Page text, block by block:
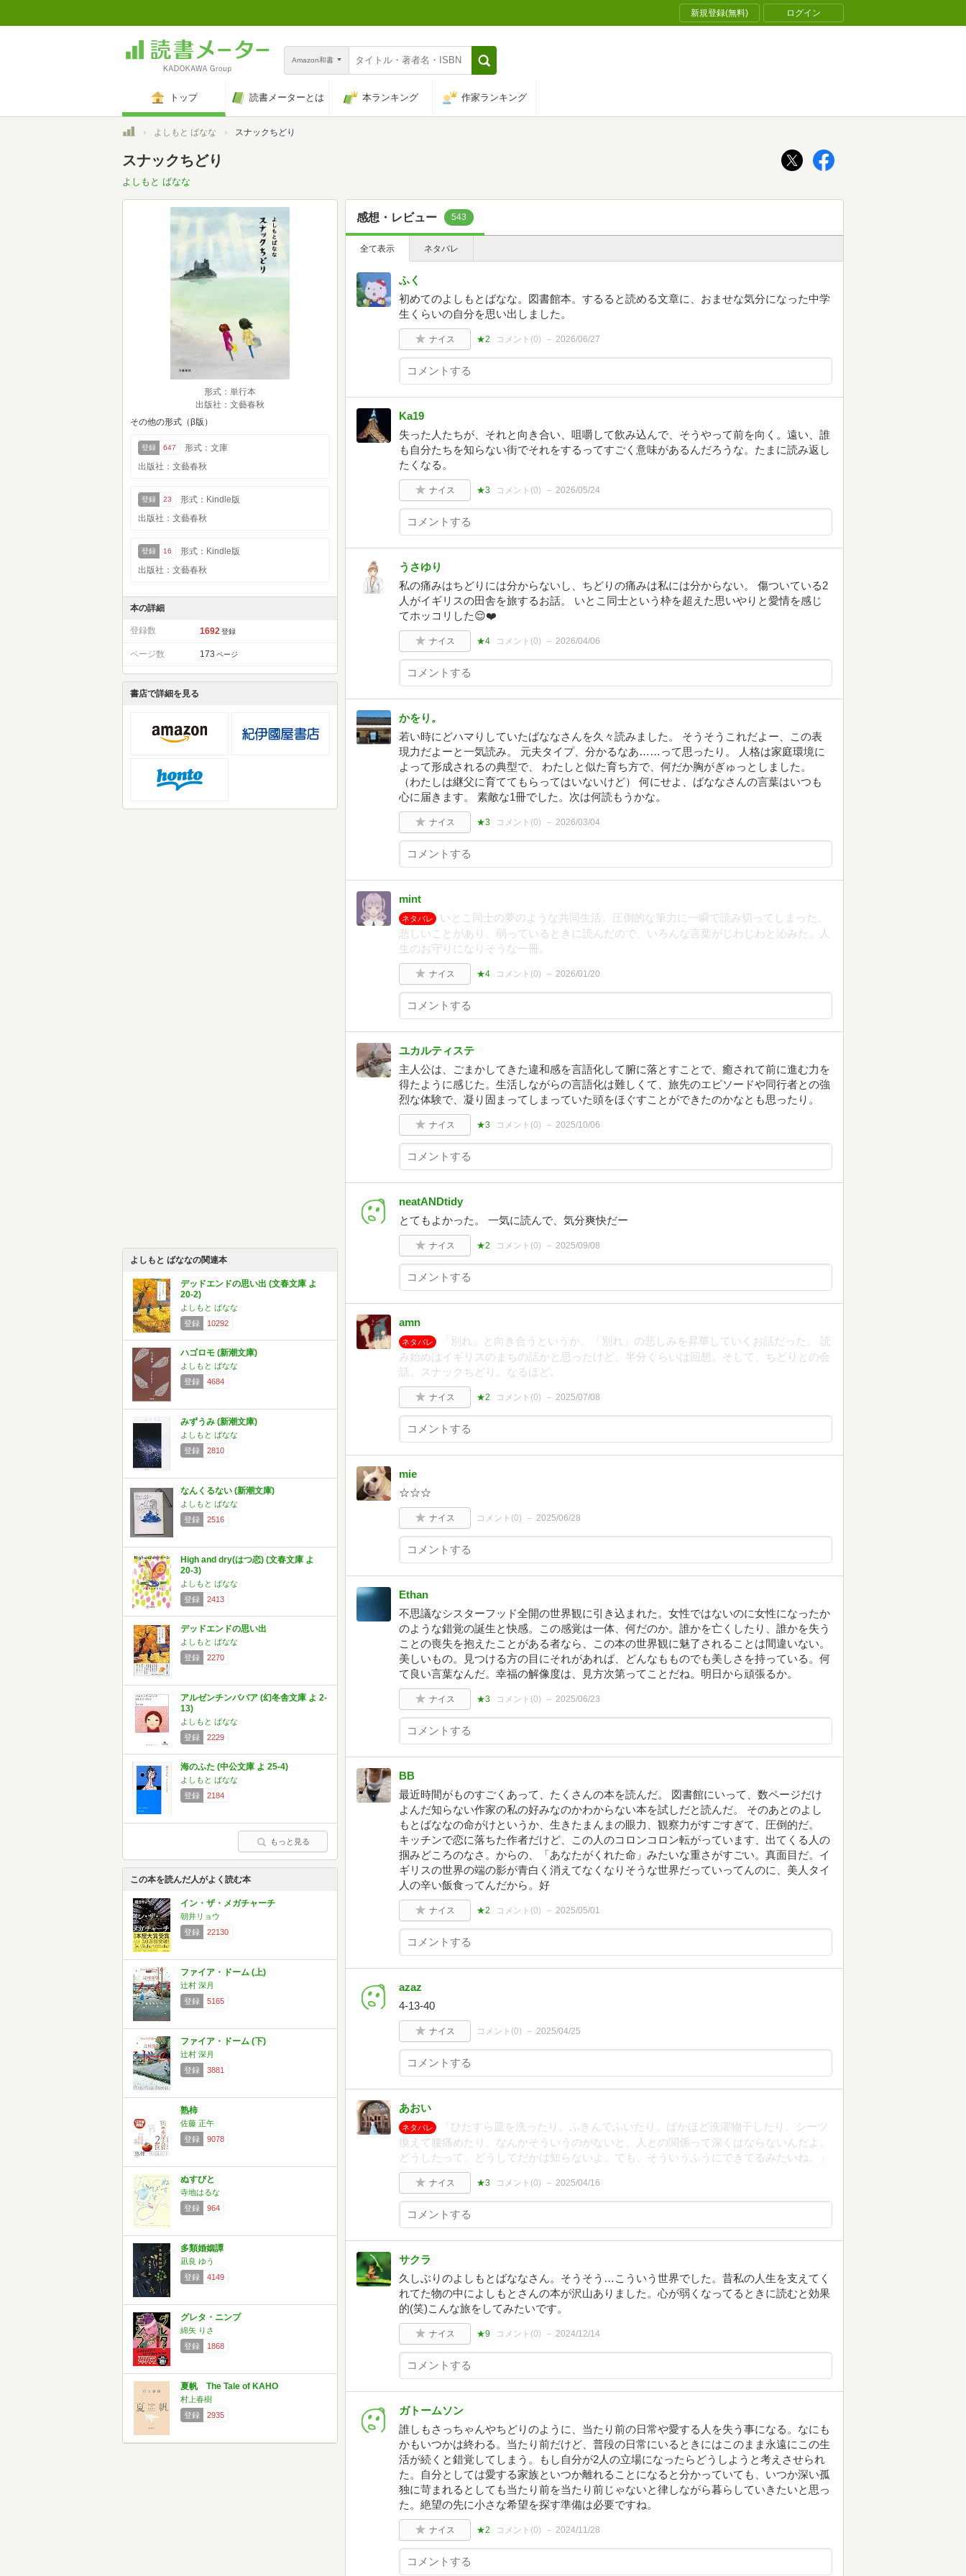
新規登録(無料) ログイン
Amazon和書
トップ 読書メーターとは 本ランキング 作家ランキング
トップよしもと ばなな スナックちどり
スナックちどり
よしもと ばなな
形式：単行本
出版社：文藝春秋
その他の形式（β版）
登録 647
形式：文庫
出版社：文藝春秋
登録 23
形式：Kindle版
出版社：文藝春秋
登録 16
形式：Kindle版
出版社：文藝春秋
本の詳細
登録数 1692 登録
ページ数 173 ページ
書店で詳細を見る
よしもと ばななの関連本
デッドエンドの思い出 (文春文庫 よ
20-2)
よしもと ばなな
登録
10292
ハゴロモ (新潮文庫)
よしもと ばなな
登録
4684
みずうみ (新潮文庫)
よしもと ばなな
登録
2810
なんくるない (新潮文庫)
よしもと ばなな
登録
2516
High and dry(はつ恋) (文春文庫 よ
20-3)
よしもと ばなな
登録
2413
デッドエンドの思い出
よしもと ばなな
登録
2270
アルゼンチンババア (幻冬舎文庫 よ 2-
13)
よしもと ばなな
登録
2229
海のふた (中公文庫 よ 25-4)
よしもと ばなな
登録
2184
もっと見る
この本を読んだ人がよく読む本
イン・ザ・メガチャーチ
朝井リョウ
登録
22130
ファイア・ドーム (上)
辻村 深月
登録
5165
ファイア・ドーム (下)
辻村 深月
登録
3881
熟柿
佐藤 正午
登録
9078
ぬすびと
寺地はるな
登録
964
多類婚姻譚
凪良 ゆう
登録
4149
グレタ・ニンプ
綿矢 りさ
登録
1868
夏帆 The Tale of KAHO
村上春樹
登録
2935
感想・レビュー 543
全て表示 ネタバレ
ふく
初めてのよしもとばなな。図書館本。するると読める文章に、おませな気分になった中学
生くらいの自分を思い出しました。
ナイス ★2 コメント(0) 2026/06/27
Ka19
失った人たちが、それと向き合い、咀嚼して飲み込んで、そうやって前を向く。遠い、誰
も自分たちを知らない街でそれをするってすごく意味があるんだろうな。たまに読み返し
たくなる。
ナイス ★3 コメント(0) 2026/05/24
うさゆり
私の痛みはちどりには分からないし、ちどりの痛みは私には分からない。 傷ついている2
人がイギリスの田舎を旅するお話。 いとこ同士という枠を超えた思いやりと愛情を感じ
てホッコリした😌❤️
ナイス ★4 コメント(0) 2026/04/06
かをり。
若い時にどハマりしていたばななさんを久々読みました。 そうそうこれだよー、この表
現力だよーと一気読み。 元夫タイプ、分かるなあ……って思ったり。 人格は家庭環境に
よって形成されるの典型で、 わたしと似た育ち方で、何だか胸がぎゅっとしました。
（わたしは継父に育ててもらってはいないけど） 何にせよ、ばななさんの言葉はいつも
心に届きます。 素敵な1冊でした。次は何読もうかな。
ナイス ★3 コメント(0) 2026/03/04
mint
ネタバレ
いとこ同士の夢のような共同生活。圧倒的な筆力に一瞬で読み切ってしまった。
悲しいことがあり、弱っているときに読んだので、いろんな言葉がじわじわと沁みた。人
生のお守りになりそうな一冊。
ナイス ★4 コメント(0) 2026/01/20
ユカルティステ
主人公は、ごまかしてきた違和感を言語化して腑に落とすことで、癒されて前に進む力を
得たように感じた。生活しながらの言語化は難しくて、旅先のエピソードや同行者との強
烈な体験で、凝り固まってしまっていた頭をほぐすことができたのかなとも思ったり。
ナイス ★3 コメント(0) 2025/10/06
neatANDtidy
とてもよかった。 一気に読んで、気分爽快だー
ナイス ★2 コメント(0) 2025/09/08
amn
ネタバレ
「別れ」と向き合うというか、「別れ」の悲しみを昇華していくお話だった。 読
み始めはイギリスのまちの話かと思ったけど、半分ぐらいは回想。そして、ちどりとの会
話。スナックちどり。なるほど。
ナイス ★2 コメント(0) 2025/07/08
mie
☆☆☆
ナイス コメント(0) 2025/06/28
Ethan
不思議なシスターフッド全開の世界観に引き込まれた。女性ではないのに女性になったか
のような錯覚の誕生と快感。この感覚は一体、何だのか。誰かを亡くしたり、誰かを失う
ことの喪失を抱えたことがある者なら、この本の世界観に魅了されることは間違いない。
美しいもの。見つける方の目にそれがあれば、どんなもものでも美しさを持っている。何
て良い言葉なんだ。幸福の解像度は、見方次第ってことだね。明日から頑張るか。
ナイス ★3 コメント(0) 2025/06/23
BB
最近時間がものすごくあって、たくさんの本を読んだ。 図書館にいって、数ページだけ
よんだ知らない作家の私の好みなのかわからない本を試しだと読んだ。 そのあとのよし
もとばななの命がけというか、生きたまんまの眼力、観察力がすごすぎて、圧倒的だ。
キッチンで恋に落ちた作者だけど、この人のコロンコロン転がっています、出てくる人の
掴みどころのなさ。からの、「あなたがくれた命」みたいな重さがすごい。真面目だ。イ
ギリスの世界の端の影が青白く消えてなくなりそうな世界だっていってんのに、美人タイ
人の辛い飯食ってんだから。好
ナイス ★2 コメント(0) 2025/05/01
azaz
4-13-40
ナイス コメント(0) 2025/04/25
あおい
ネタバレ
「ひたすら皿を洗ったり、ふきんでふいたり、ばかほど洗濯物干したり、シーツ
換えて腰痛めたり、なんかそういうのがないと、人との関係って深くはならないんだよ。
どうしたって。どうしてだかは知らないよ。でも、そういうふうにできてるみたいね。」
ナイス ★3 コメント(0) 2025/04/16
サクラ
久しぶりのよしもとばななさん。そうそう…こういう世界でした。昔私の人生を支えてく
れてた物の中によしもとさんの本が沢山ありました。心が弱くなってるときに読むと効果
的(笑)こんな旅をしてみたいです。
ナイス ★9 コメント(0) 2024/12/14
ガトームソン
誰しもさっちゃんやちどりのように、当たり前の日常や愛する人を失う事になる。なにも
かもいつかは終わる。当たり前だけど、普段の日常にいるときにはこのまま永遠にこの生
活が続くと錯覚してしまう。もし自分が2人の立場になったらどうしようと考えさせられ
た。自分としては愛する家族といつか離れることになると分かっていても、いつか深い孤
独に苛まれるとしても当たり前を当たり前じゃないと律しながら暮らしていきたいと思っ
た。絶望の先に小さな希望を探す準備は必要ですね。
ナイス ★2 コメント(0) 2024/11/28